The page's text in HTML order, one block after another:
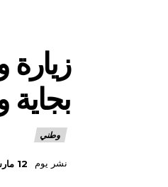
وطني
نشر يوم 12 مارس 2026